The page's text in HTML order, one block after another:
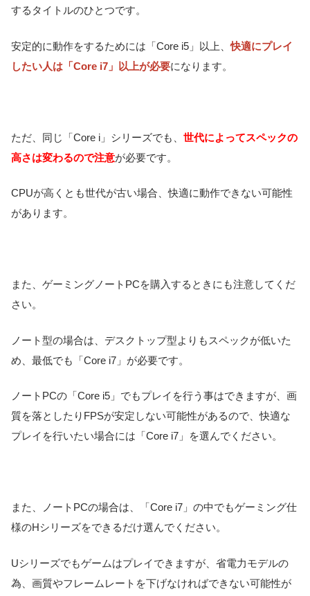
するタイトルのひとつです。
安定的に動作をするためには「Core i5」以上、快適にプレイ
したい人は「Core i7」以上が必要になります。
ただ、同じ「Core i」シリーズでも、 世代によってスペックの
高さは変わるので注意が必要です。
CPUが高くとも世代が古い場合、快適に動作できない可能性
があります。
また、ゲーミングノートPCを購入するときにも注意してくだ
さい。
ノート型の場合は、デスクトップ型よりもスペックが低いた
め、最低でも「Core i7」が必要です。
ノートPCの「Core i5」でもプレイを行う事はできますが、画
質を落としたりFPSが安定しない可能性があるので、快適な
プレイを行いたい場合には「Core i7」を選んでください。
また、ノートPCの場合は、「Core i7」の中でもゲーミング仕
様のHシリーズをできるだけ選んでください。
Uシリーズでもゲームはプレイできますが、省電力モデルの
為、画質やフレームレートを下げなければできない可能性が